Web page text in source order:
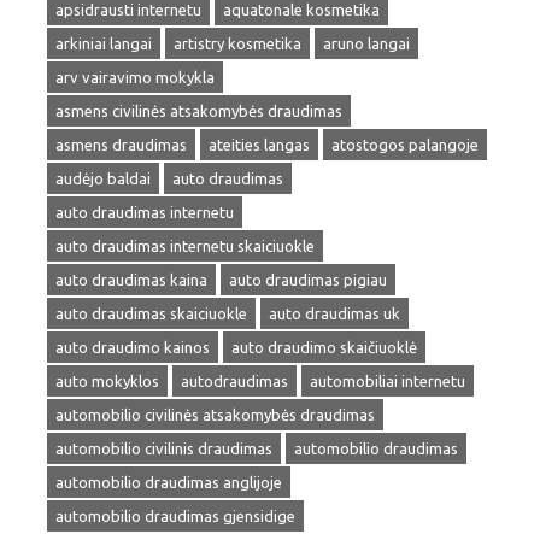
apsidrausti internetu
aquatonale kosmetika
arkiniai langai
artistry kosmetika
aruno langai
arv vairavimo mokykla
asmens civilinės atsakomybės draudimas
asmens draudimas
ateities langas
atostogos palangoje
audėjo baldai
auto draudimas
auto draudimas internetu
auto draudimas internetu skaiciuokle
auto draudimas kaina
auto draudimas pigiau
auto draudimas skaiciuokle
auto draudimas uk
auto draudimo kainos
auto draudimo skaičiuoklė
auto mokyklos
autodraudimas
automobiliai internetu
automobilio civilinės atsakomybės draudimas
automobilio civilinis draudimas
automobilio draudimas
automobilio draudimas anglijoje
automobilio draudimas gjensidige